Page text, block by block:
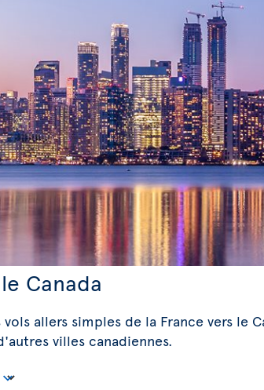
Canada
allers simples de la France vers le
villes canadiennes.